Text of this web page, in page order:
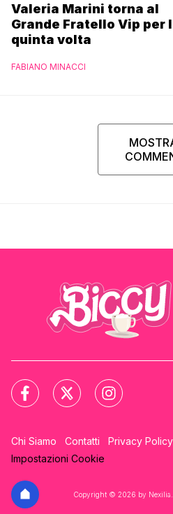
Valeria Marini torna al
Grande Fratello Vip per
quinta volta
FABIANO MINACCI
Chi Siamo Contatti Privacy Policy
Impostazioni Cookie
Copyright © 2026 by Nexilia.